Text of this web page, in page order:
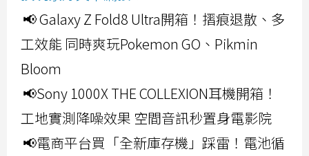
📢 Galaxy Z Fold8 Ultra開箱！摺痕退散、多
工效能 同時爽玩Pokemon GO、Pikmin
Bloom
📢Sony 1000X THE COLLEXION耳機開箱！
工地實測降噪效果 空間音訊秒置身電影院
📢電商平台買「全新庫存機」踩雷！電池循